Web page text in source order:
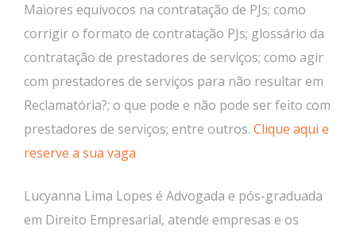
Maiores equívocos na contratação de PJs; como
corrigir o formato de contratação PJs; glossário da
contratação de prestadores de serviços; como agir
com prestadores de serviços para não resultar em
Reclamatória?; o que pode e não pode ser feito com
prestadores de serviços; entre outros. Clique aqui e
reserve a sua vaga
Lucyanna Lima Lopes é Advogada e pós-graduada
em Direito Empresarial, atende empresas e os